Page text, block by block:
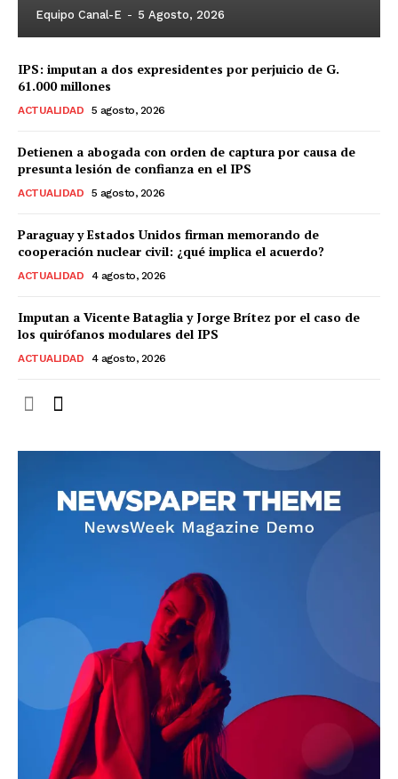
Equipo Canal-E - 5 Agosto, 2026
IPS: imputan a dos expresidentes por perjuicio de G.
61.000 millones
ACTUALIDAD 5 agosto, 2026
Detienen a abogada con orden de captura por causa de
presunta lesión de confianza en el IPS
ACTUALIDAD 5 agosto, 2026
Paraguay y Estados Unidos firman memorando de
cooperación nuclear civil: ¿qué implica el acuerdo?
ACTUALIDAD 4 agosto, 2026
Imputan a Vicente Bataglia y Jorge Brítez por el caso de
los quirófanos modulares del IPS
ACTUALIDAD 4 agosto, 2026